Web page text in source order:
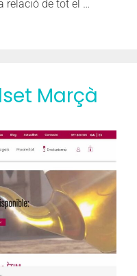
relació de tot el …
Marçà